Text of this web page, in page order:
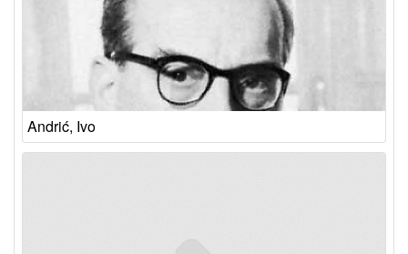
Andrić, Ivo